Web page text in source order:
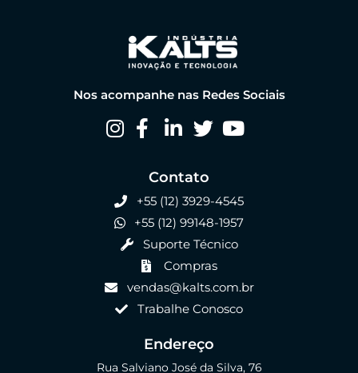
Nos acompanhe nas Redes Sociais
Contato
+55 (12) 3929-4545
+55 (12) 99148-1957
Suporte Técnico
Compras
vendas@kalts.com.br
Trabalhe Conosco
Endereço
Rua Salviano José da Silva, 76